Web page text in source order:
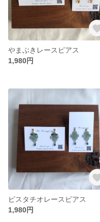
やまぶきレースピアス
1,980円
ピスタチオレースピアス
1,980円